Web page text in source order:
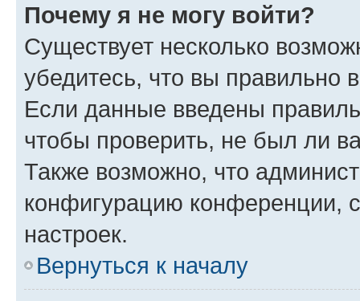
Почему я не могу войти?
Существует несколько
убедитесь, что вы правильно
Если данные введены
чтобы проверить, не был ли
Также возможно, что
конфигурацию конференции,
настроек.
Вернуться к началу